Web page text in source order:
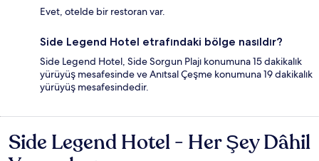
Evet, otelde bir restoran var.
Side Legend Hotel etrafındaki bölge nasıldır?
Side Legend Hotel, Side Sorgun Plajı konumuna 15 dakikalık
yürüyüş mesafesinde ve Anıtsal Çeşme konumuna 19 dakikalık
yürüyüş mesafesindedir.
Yorumlar
Side Legend Hotel - Her Şey Dâhil